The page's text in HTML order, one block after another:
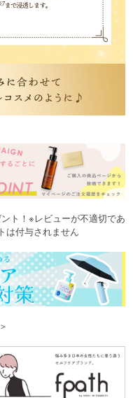
ト！※レビューが不適切であ
は付与されません